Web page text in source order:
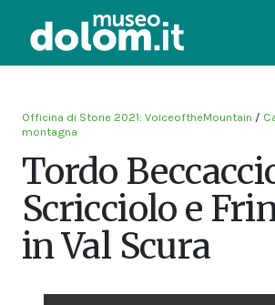
Officina di Storie 2021: VoiceoftheMountain /
montagna
Tordo
Scricciolo e
in Val Scura